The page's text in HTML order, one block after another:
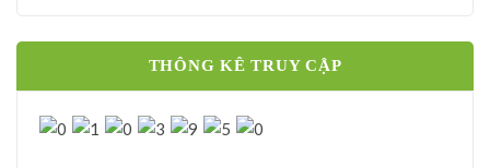
THÔNG KÊ TRUY CẬP